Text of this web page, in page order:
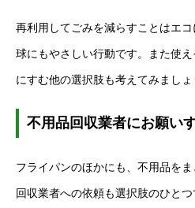
再利用してごみを減らすことはエ
球にもやさしい行動です。また使
にすむ他の選択肢も考えてみましょ
不用品回収業者にお願い
フライパンのほかにも、不用品を
回収業者への依頼も選択肢のひと